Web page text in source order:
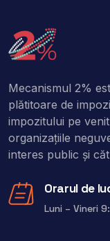
Mecanismul 2%
plătitoare de
impozitului pe
organizaţiile
interes public şi
Orarul de
Luni – Vineri